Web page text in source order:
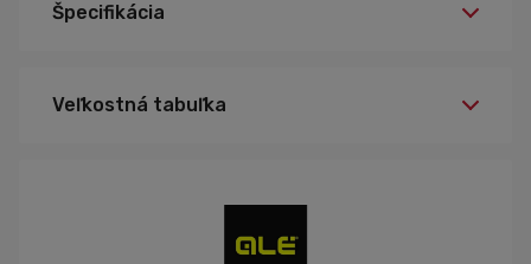
Špecifikácia
Veľkostná tabuľka